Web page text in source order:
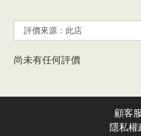
尚未有任何評價
顧客
隱私權